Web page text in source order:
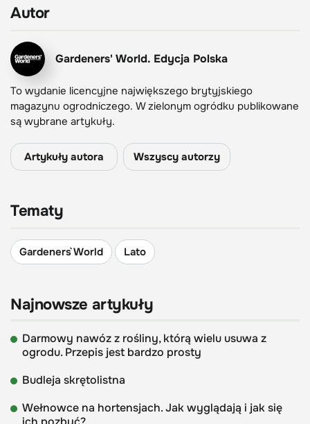
Autor
Gardeners' World. Edycja Polska
To wydanie licencyjne największego brytyjskiego
magazynu ogrodniczego. W zielonym ogródku publikowane
są wybrane artykuły.
Artykuły autora Wszyscy autorzy
Tematy
Gardeners` World Lato
Najnowsze artykuły
Darmowy nawóz z rośliny, którą wielu usuwa z
ogrodu. Przepis jest bardzo prosty
Budleja skrętolistna
Wełnowce na hortensjach. Jak wyglądają i jak się